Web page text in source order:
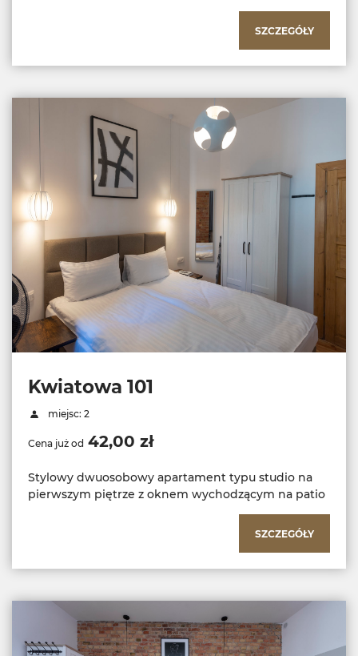
SZCZEGÓŁY
Kwiatowa 101
miejsc: 2
Cena już od 42,00 zł
Stylowy dwuosobowy apartament typu studio na
pierwszym piętrze z oknem wychodzącym na patio
SZCZEGÓŁY